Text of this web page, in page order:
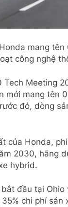
mang
công nghệ
Tech Meeting
mới mang tên
đó, dòng
của Honda,
2030, hãng
hybrid.
đầu tại
chi phí